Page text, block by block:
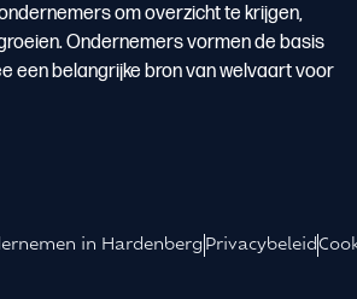
om overzicht te krijgen,
Ondernemers vormen de basis
een belangrijke bron van welvaart voor
in Hardenberg Privacybeleid